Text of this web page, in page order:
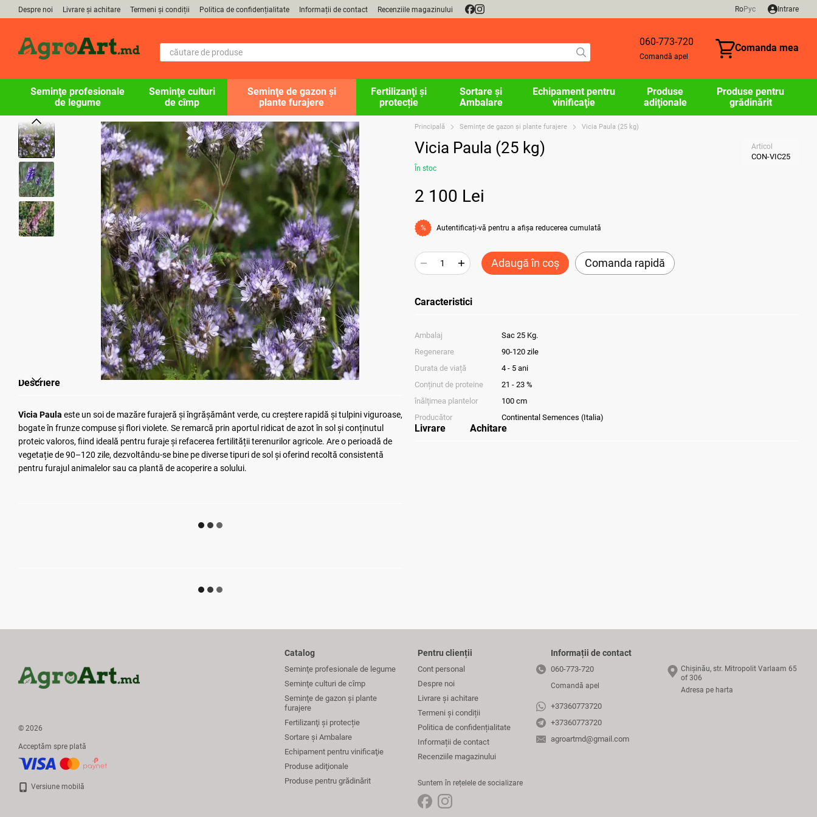
Mergi la conținutul principal
Despre noi Livrare și achitare Termeni și condiții Politica de confidențialitate Informații de contact Recenziile magazinului RoРус Intrare
060-773-720
Comandă apel
Comanda mea
Seminţe profesionale
de legume
Seminţe culturi
de cîmp
Seminţe de gazon şi
plante furajere
Fertilizanţi și
protecție
Sortare și
Ambalare
Echipament pentru
vinificaţie
Produse
adiţionale
Produse pentru
grădinărit
Descriere
Vicia Paula este un soi de mazăre furajeră și îngrășământ verde, cu creștere rapidă și tulpini viguroase,
bogate în frunze compuse și flori violete. Se remarcă prin aportul ridicat de azot în sol și conținutul
proteic valoros, fiind ideală pentru furaje și refacerea fertilității terenurilor agricole. Are o perioadă de
vegetație de 90–120 zile, dezvoltându-se bine pe diverse tipuri de sol și oferind recoltă consistentă
pentru furajul animalelor sau ca plantă de acoperire a solului.
Principală Seminţe de gazon şi plante furajere Vicia Paula (25 kg)
Vicia Paula (25 kg) Articol
CON-VIC25
În stoc
2 100 Lei
% Autentificați-vă pentru a afișa reducerea cumulată
Adaugă în coș Comanda rapidă
Caracteristici
Ambalaj
Sac 25 Kg.
Regenerare
90-120 zile
Durata de viață
4 - 5 ani
Conținut de proteine
21 - 23 %
înălţimea plantelor
100 cm
Producător
Continental Semences (Italia)
Livrare Achitare
© 2026
Acceptăm spre plată
Versiune mobilă
Catalog
Seminţe profesionale de legume
Seminţe culturi de cîmp
Seminţe de gazon şi plante
furajere
Fertilizanţi și protecție
Sortare și Ambalare
Echipament pentru vinificaţie
Produse adiţionale
Produse pentru grădinărit
Pentru clienții
Cont personal
Despre noi
Livrare și achitare
Termeni și condiții
Politica de confidențialitate
Informații de contact
Recenziile magazinului
Suntem în rețelele de socializare
Informații de contact
060-773-720
Comandă apel
+37360773720
+37360773720
agroartmd@gmail.com
Chișinău, str. Mitropolit Varlaam 65
of 306
Adresa pe harta